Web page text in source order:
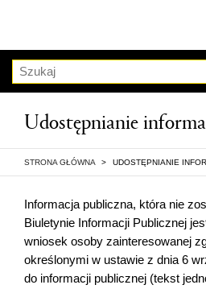
Szukaj
Udostępnianie
STRONA GŁÓWNA > UDOSTĘPNIANIE
Informacja publiczna, która nie
Biuletynie Informacji Publicznej
wniosek osoby zainteresowanej
określonymi w ustawie z dnia 6
do informacji publicznej (tekst